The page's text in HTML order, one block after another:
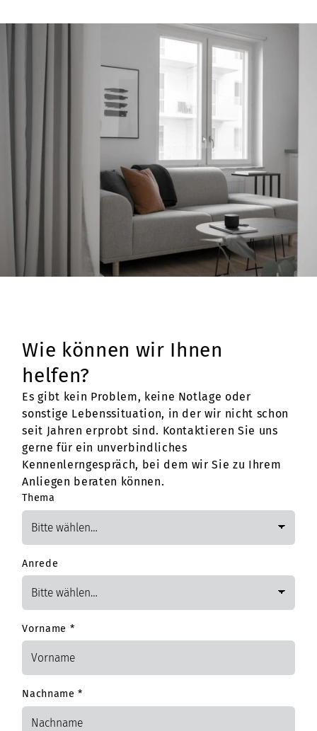
Wie können wir Ihnen
helfen?
Es gibt kein Problem, keine Notlage oder
sonstige Lebenssituation, in der wir nicht schon
seit Jahren erprobt sind. Kontaktieren Sie uns
gerne für ein unverbindliches
Kennenlerngespräch, bei dem wir Sie zu Ihrem
Anliegen beraten können.
Thema
Anrede
Vorname *
Nachname*